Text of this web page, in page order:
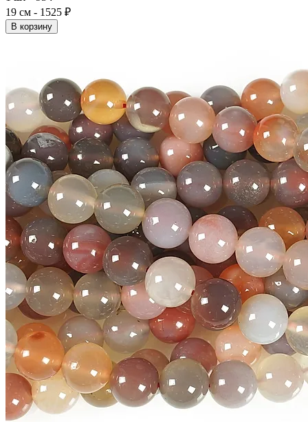
19 см - 1525 ₽
В корзину